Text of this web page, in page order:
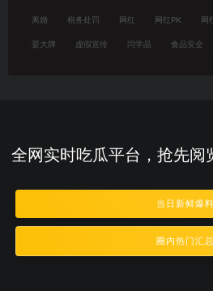
离婚 税务处罚 网红 网红PK 网
耍大牌 虚假宣传 闫学晶 食品安全
全网实时吃瓜平台，抢先阅
当日新鲜爆料
圈内热门汇总